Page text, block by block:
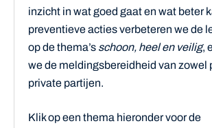
inzicht in wat goed gaat en wat beter
preventieve acties verbeteren we de
op de thema’s schoon, heel en veilig,
we de meldingsbereidheid van zowel
private partijen.
Klik op een thema hieronder voor de